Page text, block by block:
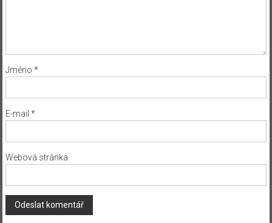
Jméno *
E-mail *
Webová stránka